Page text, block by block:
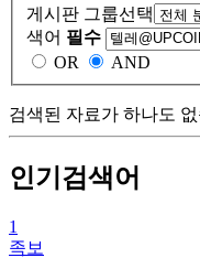
게시판 그룹선택
색어 필수
OR
AND
검색된 자료가 하나도
인기검색어
1
족보